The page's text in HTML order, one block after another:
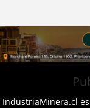
IndustriaMinera.cl